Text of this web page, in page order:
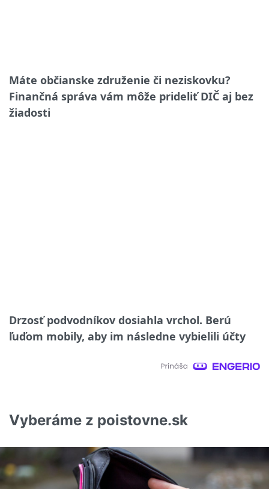
Máte občianske združenie či neziskovku?
Finančná správa vám môže prideliť DIČ aj bez
žiadosti
Drzosť podvodníkov dosiahla vrchol. Berú
ľuďom mobily, aby im následne vybielili účty
Vyberáme z poistovne.sk